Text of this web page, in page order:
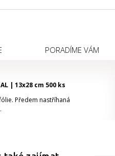
PORADÍME VÁM
| 13x28 cm 500 ks
Předem nastříhaná